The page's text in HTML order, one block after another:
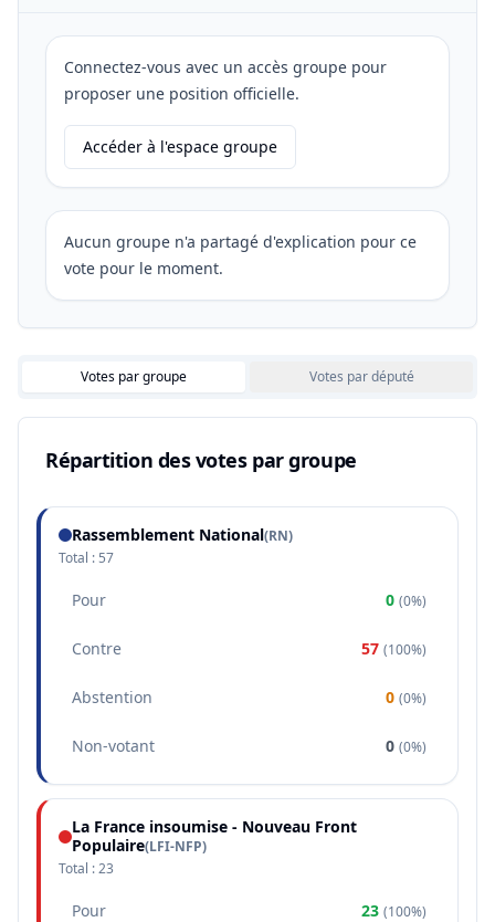
Connectez-vous avec un accès groupe pour
proposer une position officielle.
Accéder à l'espace groupe
Aucun groupe n'a partagé d'explication pour ce
vote pour le moment.
Votes par groupe Votes par député
Répartition des votes par groupe
Rassemblement National(RN)
Total : 57
Pour 0 (0%)
Contre 57 (100%)
Abstention 0 (0%)
Non-votant 0 (0%)
La France insoumise - Nouveau Front
Populaire(LFI-NFP)
Total :23
Pour 23 (100%)